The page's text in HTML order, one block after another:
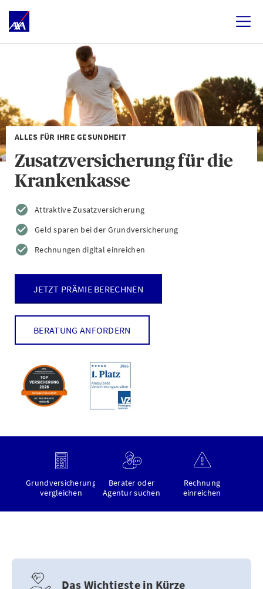
ALLES FÜR IHRE GESUNDHEIT
Zusatzversicherung für die
Krankenkasse
Attraktive Zusatzversicherung
Geld sparen bei der Grundversicherung
Rechnungen digital einreichen
JETZT PRÄMIE BERECHNEN
BERATUNG ANFORDERN
Grundversicherung
vergleichen
Berater oder
Agentur suchen
Rechnung
einreichen
Das Wichtigste in Kürze